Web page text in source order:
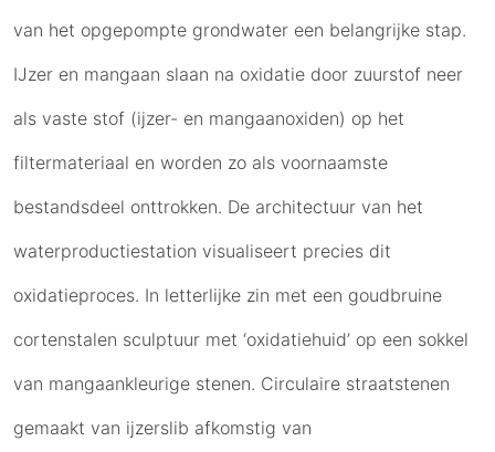
van het opgepompte grondwater een belangrijke stap.
IJzer en mangaan slaan na oxidatie door zuurstof neer
als vaste stof (ijzer- en mangaanoxiden) op het
filtermateriaal en worden zo als voornaamste
bestandsdeel onttrokken. De architectuur van het
waterproductiestation visualiseert precies dit
oxidatieproces. In letterlijke zin met een goudbruine
cortenstalen sculptuur met ‘oxidatiehuid’ op een sokkel
van mangaankleurige stenen. Circulaire straatstenen
gemaakt van ijzerslib afkomstig van